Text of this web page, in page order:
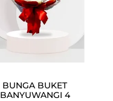
BUNGA BUKET
BANYUWANGI 4